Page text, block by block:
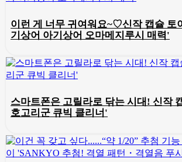
이런 게 너무 귀여워요~♡신작 캡슐 토
기상어 아기상어 오마메지루시 매력'
스마트폰은 고릴라로 닦는 시대! 신작
호고리군 큐빅 클리너'